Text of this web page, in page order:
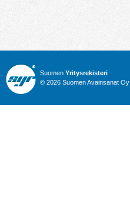
Suomen Yritysrekisteri
© 2026 Suomen Avainsanat Oy